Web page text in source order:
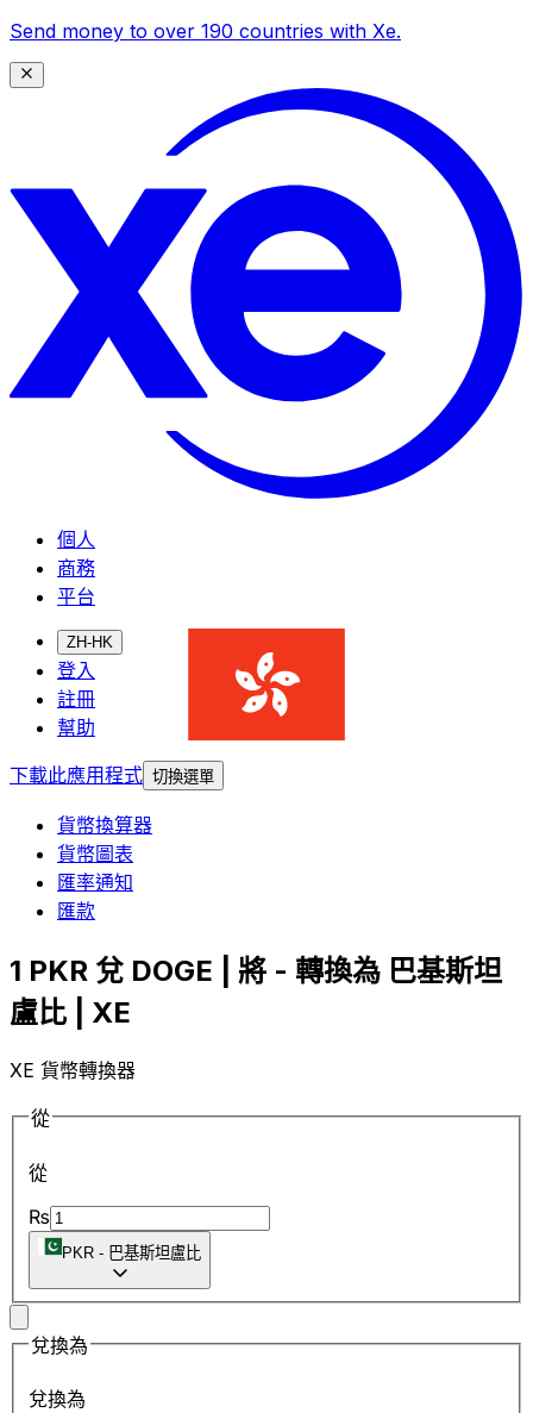
Send money to over 190 countries with Xe.
個人
商務
平台
ZH-HK
登入
註冊
幫助
下載此應用程式 切換選單
貨幣換算器
貨幣圖表
匯率通知
匯款
1 PKR 兌 DOGE | 將 - 轉換為 巴基斯坦
盧比 | XE
XE 貨幣轉換器
從
從
₨
PKR - 巴基斯坦盧比
兌換為
兌換為